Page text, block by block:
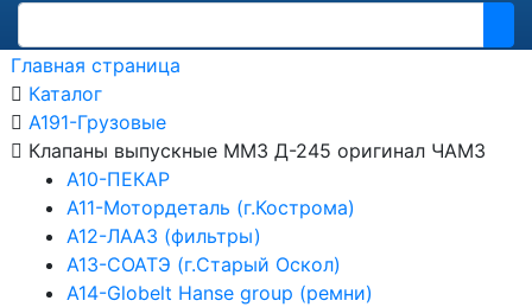
Главная страница
Каталог
А191-Грузовые
Клапаны выпускные ММЗ Д-245 оригинал ЧАМЗ
А10-ПЕКАР
А11-Мотордеталь (г.Кострома)
А12-ЛААЗ (фильтры)
А13-СОАТЭ (г.Старый Оскол)
А14-Globelt Hanse group (ремни)